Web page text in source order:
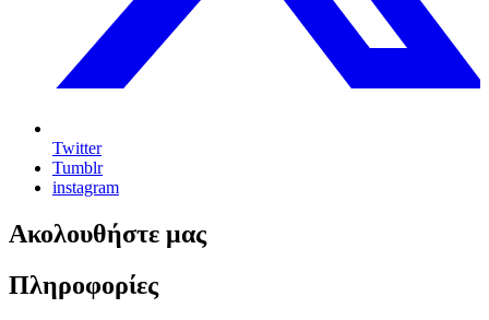
Twitter
Tumblr
instagram
Ακολουθήστε μας
Πληροφορίες